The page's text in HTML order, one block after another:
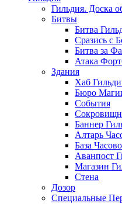
Гильдия. Доска
Битвы
Битва
Сразись с
Битва за
Атака
Здания
Хаб
Бюро
События
Баннер
Алтарь
База
Аванпост
Магазин
Стена
Дозор
Специальные